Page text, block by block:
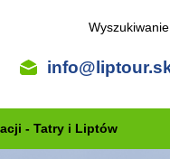
Wyszukiwanie
- Tatry i Liptów